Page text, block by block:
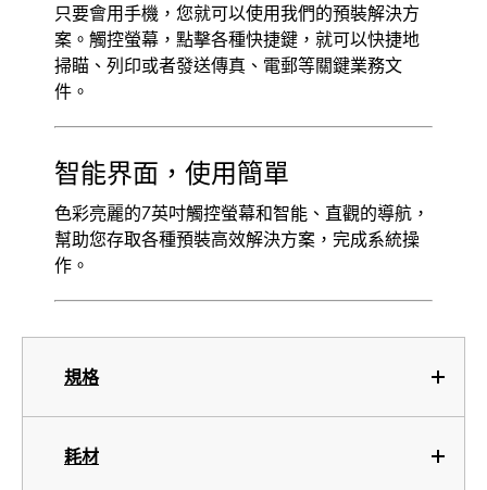
規格
耗材
只要會用手機，您就可以使用我們的預裝解決方
案。觸控螢幕，點擊各種快捷鍵，就可以快捷地
掃瞄、列印或者發送傳真、電郵等關鍵業務文
件。
智能界面，使用簡單
色彩亮麗的7英吋觸控螢幕和智能、直觀的導航，
幫助您存取各種預裝高效解決方案，完成系統操
作。